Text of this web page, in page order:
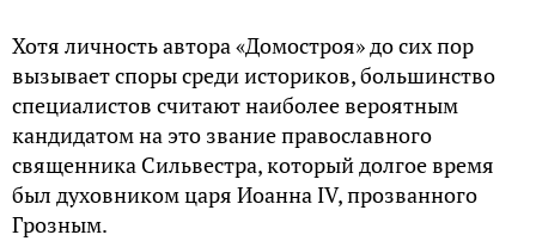
Хотя личность автора «Домостроя» до сих пор
вызывает споры среди историков, большинство
специалистов считают наиболее вероятным
кандидатом на это звание православного
священника Сильвестра, который долгое время
был духовником царя Иоанна IV, прозванного
Грозным.